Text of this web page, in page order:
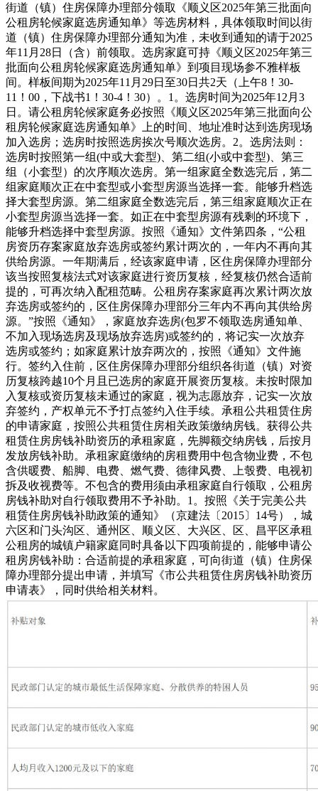
街道（镇）住房保障办理部分领取《顺义区2025年第三批面向
公租房轮候家庭选房通知单》等选房材料，具体领取时间以街
道（镇）住房保障办理部分通知为准，未收到通知的请于2025
年11月28日（含）前领取。选房家庭可持《顺义区2025年第三
批面向公租房轮候家庭选房通知单》到项目现场参不雅样板
间。样板间期为2025年11月29日至30日共2天（上午8！30-
11！00，下战书1！30-4！30）。1。选房时间为2025年12月3
日。请公租房轮候家庭务必按照《顺义区2025年第三批面向公
租房轮候家庭选房通知单》上的时间、地址准时达到选房现场
加入选房；选房时按照选房挨次号顺次选房。2。选房法则：
选房时按照第一组(中或大套型)、第二组(小或中套型)、第三
组（小套型）的次序顺次选房。第一组家庭全数选完后，第二
组家庭顺次正在中套型或小套型房源当选择一套。能够升档选
择大套型房源。第二组家庭全数选完后，第三组家庭顺次正在
小套型房源当选择一套。如正在中套型房源有残剩的环境下，
能够升档选择中套型房源。按照《通知》文件第四条，“公租
房资历存案家庭放弃选房或签约累计两次的，一年内不再向其
供给房源。一年期满后，经该家庭申请，区住房保障办理部分
该当按照复核法式对该家庭进行资历复核，经复核仍然合适前
提的，可再次纳入配租范畴。公租房存案家庭再次累计两次放
弃选房或签约的，区住房保障办理部分三年内不再向其供给房
源。”按照《通知》，家庭放弃选房(包罗不领取选房通知单、
不加入现场选房及现场放弃选房)或签约的，将记实一次放弃
选房或签约；如家庭累计放弃两次的，按照《通知》文件施
行。签约入住前，区住房保障办理部分组织各街道（镇）对资
历复核跨越10个月且已选房的家庭开展资历复核。未按时限加
入复核或资历复核未通过的家庭，视为志愿放弃，记实一次放
弃签约，产权单元不予打点签约入住手续。承租公共租赁住房
的申请家庭，按照公共租赁住房相关政策缴纳房钱。获得公共
租赁住房房钱补助资历的承租家庭，先脚额交纳房钱，后按月
发放房钱补助。承租家庭缴纳的房租费用中包含物业费，不包
含供暖费、船脚、电费、燃气费、德律风费、上彀费、电视初
拆及收视费等。不包含的费用须由承租家庭自行领取，公租房
房钱补助对自行领取费用不予补助。1。按照《关于完美公共
租赁住房房钱补助政策的通知》（京建法〔2015〕14号），城
六区和门头沟区、通州区、顺义区、大兴区、区、昌平区承租
公租房的城镇户籍家庭同时具备以下四项前提的，能够申请公
租房房钱补助：合适前提的承租家庭，可向街道（镇）住房保
障办理部分提出申请，并填写《市公共租赁住房房钱补助资历
申请表》，同时供给相关材料。